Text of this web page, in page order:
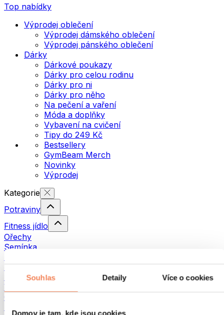
Souhlas Detaily Více o cookies
Domov je tam, kde jsou cookies
Top nabídky
Výprodej oblečení
Výprodej dámského oblečení
Výprodej pánského oblečení
Dárky
Dárkové poukazy
Dárky pro celou rodinu
Dárky pro ni
Dárky pro něho
Na pečení a vaření
Móda a doplňky
Vybavení na cvičení
Tipy do 249 Kč
Bestsellery
GymBeam Merch
Novinky
Výprodej
Kategorie
Potraviny
Fitness jídlo
Ořechy
Semínka
Ryby
Hotová jídla
Vajíčka
Chléb a pečivo